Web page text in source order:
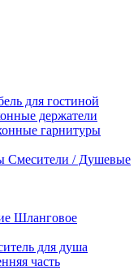
для гостиной
держатели
гарнитуры
Смесители / Душевые
Шланговое
для душа
часть